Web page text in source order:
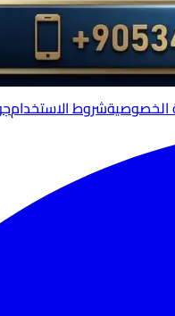
شروط الاستخدام